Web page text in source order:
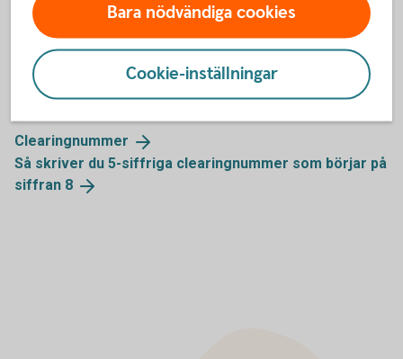
Mer information om
clearingnummer
Clearingnummer
Så skriver du 5-siffriga clearingnummer som börjar på
siffran 8
Bara nödvändiga cookies
Cookie-inställningar